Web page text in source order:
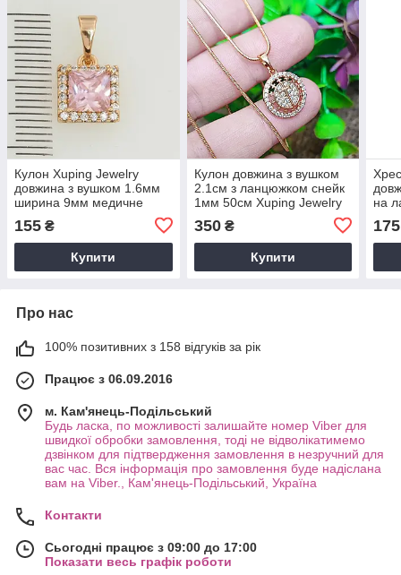
Кулон Xuping Jewelry
довжина з вушком 1.6мм
ширина 9мм медичне
золото позолота 18К 5406
155 ₴
Купити
Кулон довжина з вушком
2.1см з ланцюжком снейк
1мм 50см Xuping Jewelry
350₴
Купити
на
18К
175
Про нас
100% позитивних з 158 відгуків за рік
Працює з 06.09.2016
м. Кам'янець-Подільський
Будь ласка, по можливості залишайте номер Viber для
швидкої обробки замовлення, тоді не відволікатимемо
дзвінком для підтвердження замовлення в незручний для
вас час. Вся інформація про замовлення буде надіслана
вам на Viber., Кам'янець-Подільський, Україна
Контакти
Сьогодні працює з 09:00 до 17:00
Показати весь графік роботи